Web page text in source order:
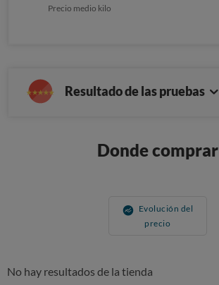
Precio medio kilo
Resultado de las pruebas
Donde comprar
Evolución del
precio
No hay resultados de la tienda